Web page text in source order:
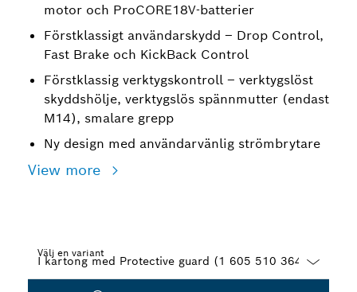
motor och ProCORE18V-batterier
Förstklassigt användarskydd – Drop Control,
Fast Brake och KickBack Control
Förstklassig verktygskontroll – verktygslöst
skyddshölje, verktygslös spännmutter (endast
M14), smalare grepp
Ny design med användarvänlig strömbrytare
View more
Välj en variant